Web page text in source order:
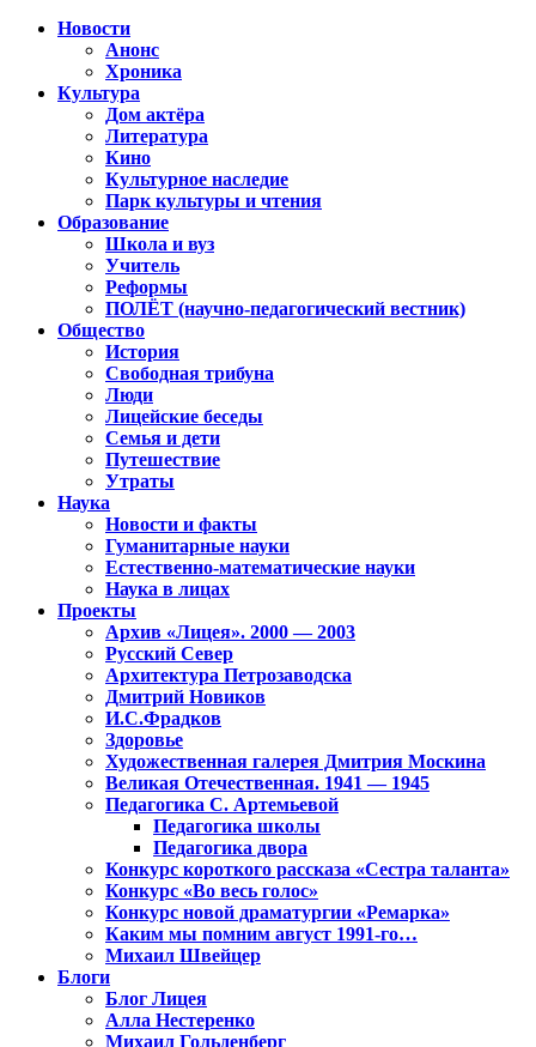
Новости
Анонс
Хроника
Культура
Дом актёра
Литература
Кино
Культурное наследие
Парк культуры и чтения
Образование
Школа и вуз
Учитель
Реформы
ПОЛЁТ (научно-педагогический вестник)
Общество
История
Свободная трибуна
Люди
Лицейские беседы
Семья и дети
Путешествие
Утраты
Наука
Новости и факты
Гуманитарные науки
Естественно-математические науки
Наука в лицах
Проекты
Архив «Лицея». 2000 — 2003
Русский Север
Архитектура Петрозаводска
Дмитрий Новиков
И.С.Фрадков
Здоровье
Художественная галерея Дмитрия Москина
Великая Отечественная. 1941 — 1945
Педагогика С. Артемьевой
Педагогика школы
Педагогика двора
Конкурс короткого рассказа «Сестра таланта»
Конкурс «Во весь голос»
Конкурс новой драматургии «Ремарка»
Каким мы помним август 1991-го…
Михаил Швейцер
Блоги
Блог Лицея
Алла Нестеренко
Михаил Гольденберг